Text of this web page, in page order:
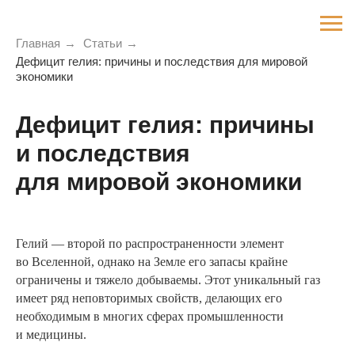
Главная → Статьи →
Дефицит гелия: причины и последствия для мировой
экономики
Дефицит гелия: причины
и последствия
для мировой экономики
Гелий — второй по распространенности элемент
во Вселенной, однако на Земле его запасы крайне
ограничены и тяжело добываемы. Этот уникальный газ
имеет ряд неповторимых свойств, делающих его
необходимым в многих сферах промышленности
и медицины.